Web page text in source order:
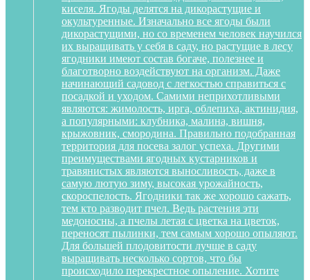
киселя. Ягоды делятся на дикорастущие и
окультуренные. Изначально все ягоды были
дикорастущими, но со временем человек научился
их выращивать у себя в саду, но растущие в лесу
ягодники имеют состав богаче, полезнее и
благотворно воздействуют на организм. Даже
начинающий садовод с легкостью справиться с
посадкой и уходом. Самими неприхотливыми
являются: жимолость, ирга, облепиха, актинидия,
а популярными: клубника, малина, вишня,
крыжовник, смородина. Правильно подобранная
территория для посева залог успеха. Другими
преимуществами ягодных кустарников и
травянистых являются выносливость, даже в
самую лютую зиму, высокая урожайность,
скороспелость. Ягодники так же хорошо сажать,
тем кто разводит пчел. Ведь растения эти
медоносны, а пчелы летая с цветка на цветок,
переносят пылинки, тем самым хорошо опыляют.
Для большей плодовитости лучше в саду
выращивать несколько сортов, что бы
происходило перекрестное опыление. Хотите